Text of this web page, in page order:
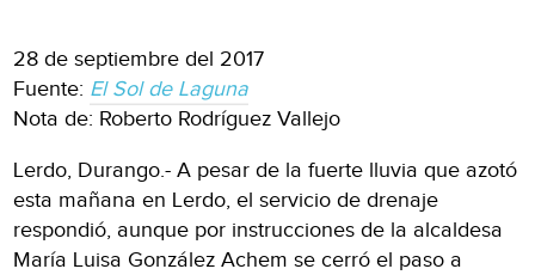
28 de septiembre del 2017
Fuente: El Sol de Laguna
Nota de: Roberto Rodríguez Vallejo
Lerdo, Durango.- A pesar de la fuerte lluvia que azotó
esta mañana en Lerdo, el servicio de drenaje
respondió, aunque por instrucciones de la alcaldesa
María Luisa González Achem se cerró el paso a